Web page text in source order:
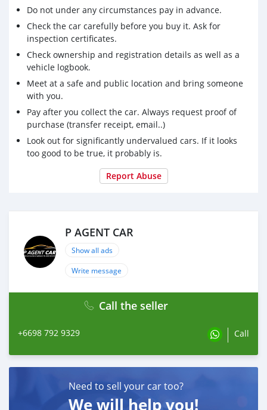
Mileage : 254,xxx km.
🎗ภายใน เซ็นทรัลล๊อก เบาะกึ่งหนัง กระจกไฟฟ้า Airbag พวง
มาลัยเพาเวอร์ กุญแจรีโมท-สัญญานกันขโมย เบรค ABS แอร์
วิทยุ - CD
🎗ภายนอก กระจกมองข้างปรับไฟฟ้า
#HONDA #CRV #Gen2 #รถครอบครัว
Do not under any circumstances pay in advance.
Check the car carefully before you buy it. Ask for
inspection certificates.
Check ownership and registration details as well as a
vehicle logbook.
Meet at a safe and public location and bring someone
with you.
Pay after you collect the car. Always request proof of
purchase (transfer receipt, email..)
Look out for significantly undervalued cars. If it looks
too good to be true, it probably is.
Report Abuse
P AGENT CAR
Show all ads
Write message
Call the seller
+6698 792 9329 Call
Need to sell your car too?
We will help you!